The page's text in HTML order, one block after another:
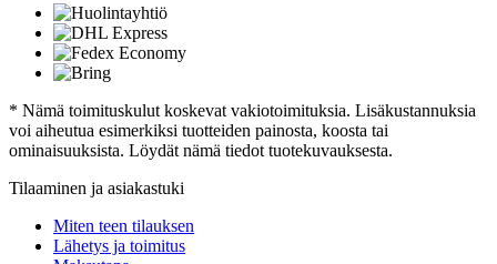
* Nämä toimituskulut koskevat vakiotoimituksia. Lisäkustannuksia
voi aiheutua esimerkiksi tuotteiden painosta, koosta tai
ominaisuuksista. Löydät nämä tiedot tuotekuvauksesta.
Tilaaminen ja asiakastuki
Miten teen tilauksen
Lähetys ja toimitus